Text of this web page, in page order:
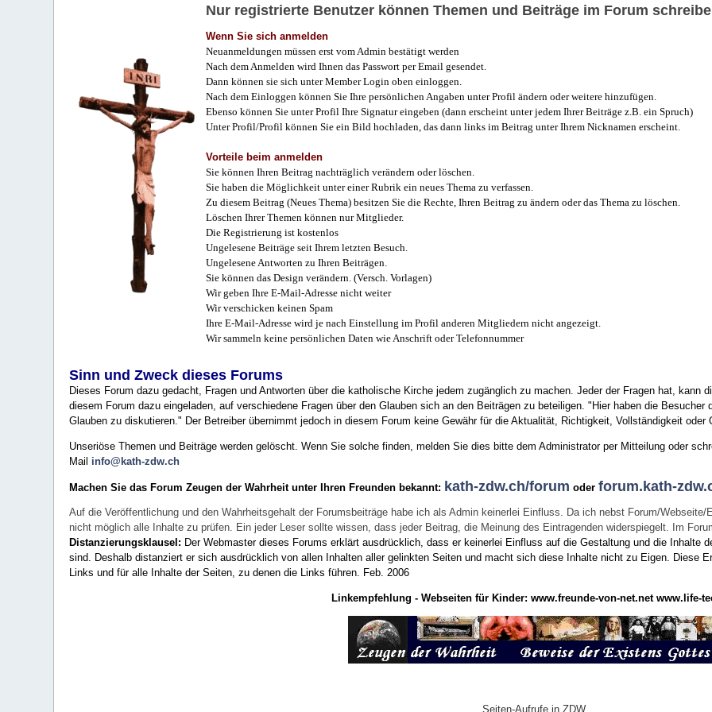
Nur registrierte Benutzer können Themen und Beiträge im Forum
Wenn Sie sich anmelden
Neuanmeldungen müssen erst vom Admin bestätigt werden
Nach dem Anmelden wird Ihnen das Passwort per Email gesendet.
Dann können sie sich unter Member Login oben einloggen.
Nach dem Einloggen können Sie Ihre persönlichen Angaben unter Profil ändern oder weitere hinzufügen.
Ebenso können Sie unter Profil Ihre Signatur eingeben (dann erscheint unter jedem Ihrer Beiträge z.B. ein Spruch)
Unter Profil/Profil können Sie ein Bild hochladen, das dann links im Beitrag unter Ihrem Nicknamen erscheint.
Vorteile beim anmelden
Sie können Ihren Beitrag nachträglich verändern oder löschen.
Sie haben die Möglichkeit unter einer Rubrik ein neues Thema zu verfassen.
Zu diesem Beitrag (Neues Thema) besitzen Sie die Rechte, Ihren Beitrag zu ändern oder das Thema zu löschen.
Löschen Ihrer Themen können nur Mitglieder.
Die Registrierung ist kostenlos
Ungelesene Beiträge seit Ihrem letzten Besuch.
Ungelesene Antworten zu Ihren Beiträgen.
Sie können das Design verändern. (Versch. Vorlagen)
Wir geben Ihre E-Mail-Adresse nicht weiter
Wir verschicken keinen Spam
Ihre E-Mail-Adresse wird je nach Einstellung im Profil anderen Mitgliedern nicht angezeigt.
Wir sammeln keine persönlichen Daten wie Anschrift oder Telefonnummer
Sinn und Zweck dieses Forums
Dieses Forum dazu gedacht, Fragen und Antworten über die katholische Kirche jedem zugänglich zu machen. Jeder der Fragen hat, kann
diesem Forum dazu eingeladen, auf verschiedene Fragen über den Glauben sich an den Beiträgen zu beteiligen. "Hier haben die
Glauben zu diskutieren." Der Betreiber übernimmt jedoch in diesem Forum keine Gewähr für die Aktualität, Richtigkeit, Vollständigkeit
Unseriöse Themen und Beiträge werden gelöscht. Wenn Sie solche finden, melden Sie dies bitte dem Administrator per Mitteilung oder
Mail info@kath-zdw.ch
Machen Sie das Forum Zeugen der Wahrheit unter Ihren Freunden bekannt: kath-zdw.ch/forum oderforum.kath-
Auf die Veröffentlichung und den Wahrheitsgehalt der Forumsbeiträge habe ich als Admin keinerlei Einfluss. Da ich nebst Forum/
nicht möglich alle Inhalte zu prüfen. Ein jeder Leser sollte wissen, dass jeder Beitrag, die Meinung des Eintragenden widerspiegelt. Im
Distanzierungsklausel: Der Webmaster dieses Forums erklärt ausdrücklich, dass er keinerlei Einfluss auf die Gestaltung und die Inhalte
sind. Deshalb distanziert er sich ausdrücklich von allen Inhalten aller gelinkten Seiten und macht sich diese Inhalte nicht zu Eigen. Diese
Links und für alle Inhalte der Seiten, zu denen die Links führen. Feb. 2006
Linkempfehlung - Webseiten für Kinder: www.freunde-von-net.net www.life-
Seiten-Aufrufe in ZDW